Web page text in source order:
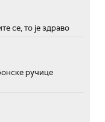
се, то је здраво
ручице